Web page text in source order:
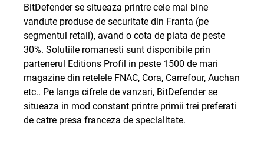
BitDefender se situeaza printre cele mai bine
vandute produse de securitate din Franta (pe
segmentul retail), avand o cota de piata de peste
30%. Solutiile romanesti sunt disponibile prin
partenerul Editions Profil in peste 1500 de mari
magazine din retelele FNAC, Cora, Carrefour, Auchan
etc.. Pe langa cifrele de vanzari, BitDefender se
situeaza in mod constant printre primii trei preferati
de catre presa franceza de specialitate.